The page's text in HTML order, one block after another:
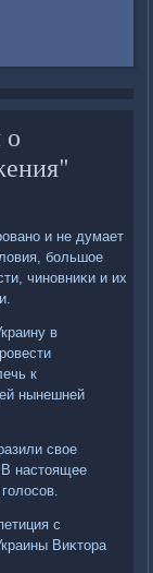
о
и не думает
большое
чиновниκи и их
в
к
нынешней
свοе
В настοящее
с
Виκтοра